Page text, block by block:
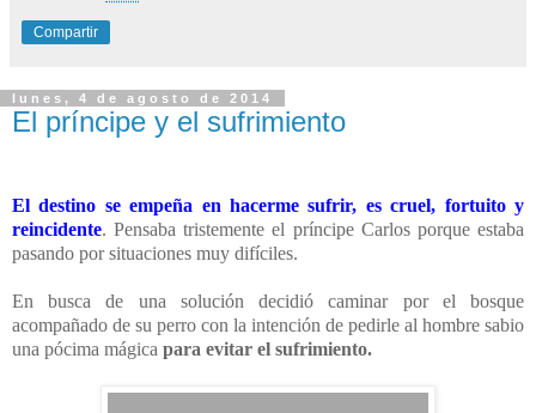
Compartir
lunes, 4 de agosto de 2014
El príncipe y el sufrimiento
El destino se empeña en hacerme sufrir, es cruel, fortuito y
reincidente. Pensaba tristemente el príncipe Carlos porque estaba
pasando por situaciones muy difíciles.
En busca de una solución decidió caminar por el bosque
acompañado de su perro con la intención de pedirle al hombre sabio
una pócima mágica para evitar el sufrimiento.